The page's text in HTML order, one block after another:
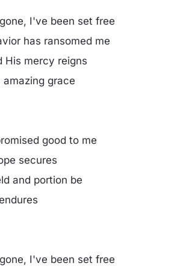
I've been set free
has ransomed me
His mercy reigns
amazing grace
good to me
secures
and portion be
I've been set free